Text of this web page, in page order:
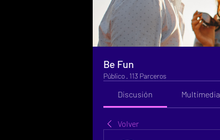
Be Fun
Público · 113 Parceros
Discusión Multimedia
Volver